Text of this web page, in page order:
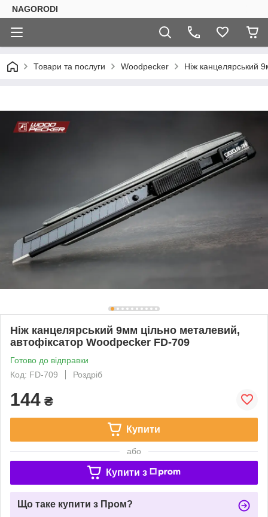
NAGORODI
Товари та послуги Woodpecker Ніж канцелярський
Ніж канцелярський 9мм цільно металевий,
автофіксатор Woodpecker FD-709
Готово до відправки
Код: FD-709
Роздріб
144 ₴
Купити
або
Купити з
Що таке купити з Пром?